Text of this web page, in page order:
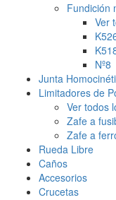
Fundición
Ver
Nº8
Junta
Limitadores de
Ver todos
Zafe a
Zafe a
Rueda Libre
Caños
Accesorios
Crucetas